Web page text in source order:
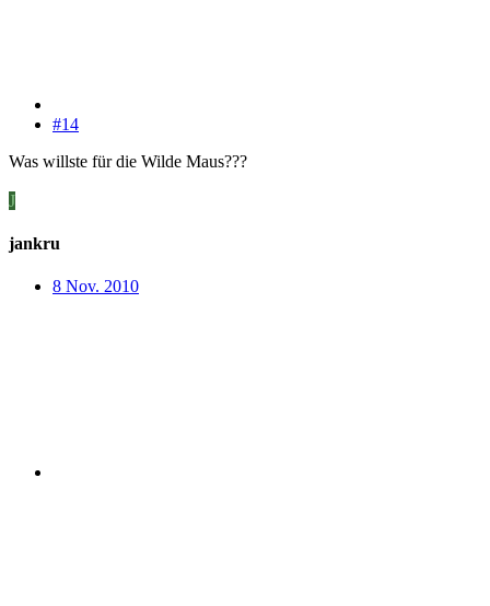
#14
Was willste für die Wilde Maus???
J
jankru
8 Nov. 2010